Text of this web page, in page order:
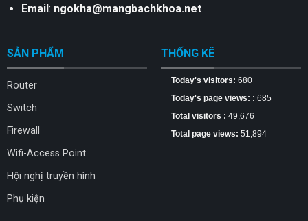
Email: ngokha@mangbachkhoa.net
SẢN PHẨM
Router
Switch
Firewall
Wifi-Access Point
Hội nghị truyền hình
Phụ kiện
THỐNG KÊ
Today's visitors:680
Today's page views: :685
Total visitors :49,676
Total page views:51,894